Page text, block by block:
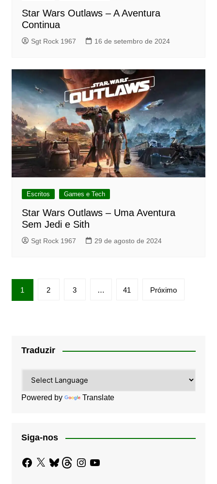
Star Wars Outlaws – A Aventura
Continua
Sgt Rock 1967 16 de setembro de 2024
Escritos Games e Tech
Star Wars Outlaws – Uma Aventura
Sem Jedi e Sith
Sgt Rock 1967 29 de agosto de 2024
Paginação
de
1 2 3 … 41 Próximo
Traduzir
Powered by Translate
Siga-nos
Facebook
X BlueskyThreadsInstagram
YouTube